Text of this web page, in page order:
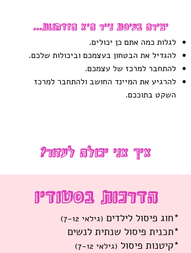
יצירה בעיסת נייר היא הזדמנות...
לגלות כמה אתם כן יכולים.
להגדיל את הבטחון בעצמכם וביכולות שלכם.
להתחבר למרכז של עצמכם.
להרגיע את המיינד החושב ולהתחבר למרכז
השקט בתוככם.
איך אני יכולה לעזור?
הדרכות בסטודיו
*חוג פיסול לילדים (גילאי 7-12)
*תכנית פיסול שנתית לנשים
*קיטנות פיסול (גילאי 7-12)